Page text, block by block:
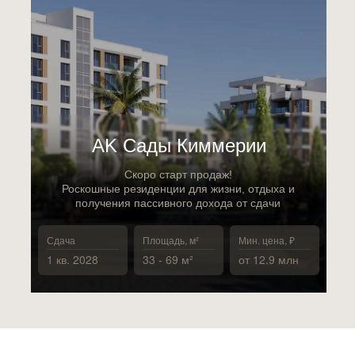
от 12.9 млн
Мин. цена, ₽
33 - 69 м²
Площадь, м²
1 кв. 2028
Сдача
Скоро старт продаж!
Роскошные резиденции для жизни, отдыха и
получения пассивного дохода от сдачи
АK Сады Киммерии